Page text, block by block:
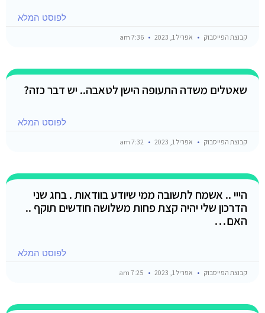
לפוסט המלא
קבוצת הפייסבוק אפריל 1, 2023
שאטלים משדה התעופה הישן לטאבה.. יש דבר כזה?
לפוסט המלא
קבוצת הפייסבוק אפריל 1, 2023
הייי .. אשמח לתשובה ממי שיודע בוודאות . בחג שני
הדרכון שלי יהיה קצת פחות משלושה חודשים תוקף ..
האם…
לפוסט המלא
קבוצת הפייסבוק אפריל 1, 2023